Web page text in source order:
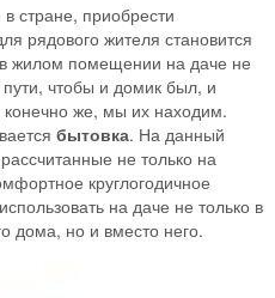
стране, приобрести
рядового жителя становится
жилом помещении на даче не
чтобы и домик был, и
конечно же, мы их находим.
бытовка. На данный
не только на
круглогодичное
на даче не только в
дома, но и вместо него.